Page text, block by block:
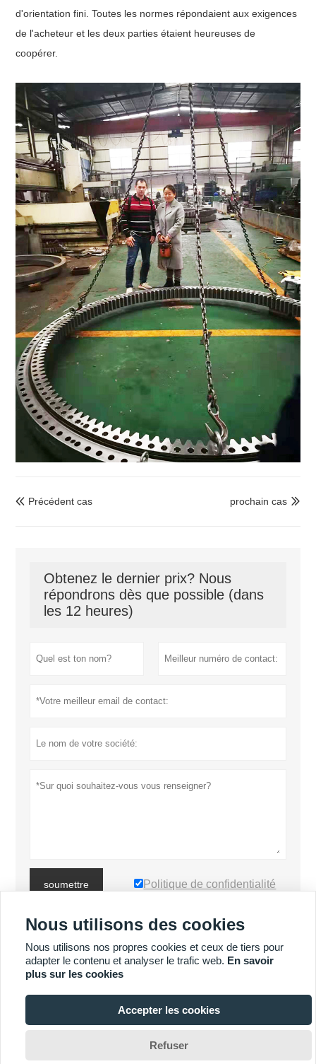

d'orientation fini. Toutes les normes répondaient aux exigences
de l'acheteur et les deux parties étaient heureuses de
coopérer.
 Précédent cas 
prochain cas
Obtenez le dernier prix? Nous
répondrons dès que possible (dans
les 12 heures)
soumettre Politique de confidentialité
PLUS DE SERVICES
      
Copyright By © Luoyang Heng Guan Bearing Technology Co., Ltd
Nous utilisons des cookies
Nous utilisons nos propres cookies et ceux de tiers pour
adapter le contenu et analyser le trafic web. En savoir
plus sur les cookies
Accepter les cookies
Refuser